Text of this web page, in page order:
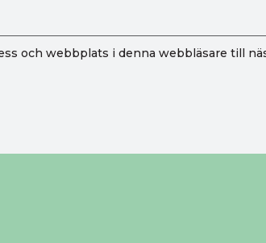
och webbplats i denna webbläsare till